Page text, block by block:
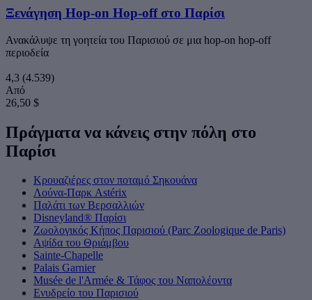
Ξενάγηση Hop-on Hop-off στο Παρίσι
Ανακάλυψε τη γοητεία του Παρισιού σε μια hop-on hop-off
περιοδεία
4,3 (4.539)
Από
26,50 $
Πράγματα να κάνεις στην πόλη στο
Παρίσι
Κρουαζιέρες στον ποταμό Σηκουάνα
Λούνα-Παρκ Astérix
Παλάτι των Βερσαλλιών
Disneyland® Παρίσι
Ζωολογικός Κήπος Παρισιού (Parc Zoologique de Paris)
Αψίδα του Θριάμβου
Sainte-Chapelle
Palais Garnier
Musée de l'Armée & Τάφος του Ναπολέοντα
Ενυδρείο του Παρισιού